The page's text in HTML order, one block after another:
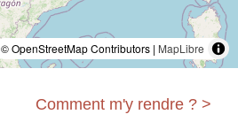
© OpenStreetMap Contributors | MapLibre
Comment m'y rendre ? >